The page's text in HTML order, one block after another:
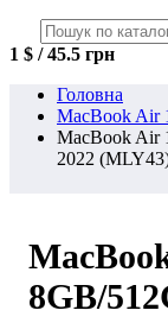
1 $ / 45.5 грн
Головна
MacBook Air
MacBook Air
2022
8GB/